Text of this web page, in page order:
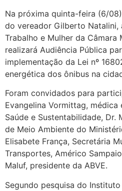
Na próxima quinta-feira (6/
do vereador Gilberto Natalini,
Trabalho e Mulher da Câmara
realizará Audiência Pública
implementação da Lei nº
energética dos ônibus na
Foram convidados para
Evangelina Vormittag,
Saúde e Sustentabilidade,
de Meio Ambiente do
Elisabete França, Secretária
Transportes, Américo
Maluf, presidente da ABVE.
Segundo pesquisa do Instituto